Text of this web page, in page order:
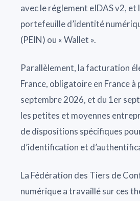
avec le réglement eIDAS v2, et
portefeuille d’identité
(PEIN) ou « Wallet ».
Parallèlement, la facturation
France, obligatoire en France
septembre 2026, et du 1er
les petites et moyennes
de dispositions spécifiques
d’identification et
La Fédération des Tiers de
numérique a travaillé sur ces